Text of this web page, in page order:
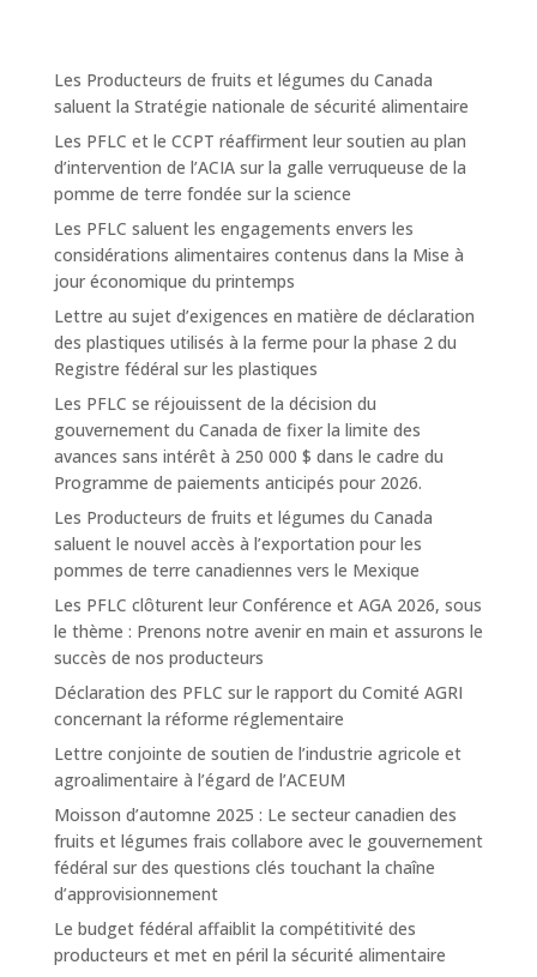
Les Producteurs de fruits et légumes du Canada
saluent la Stratégie nationale de sécurité alimentaire
Les PFLC et le CCPT réaffirment leur soutien au plan
d’intervention de l’ACIA sur la galle verruqueuse de la
pomme de terre fondée sur la science
Les PFLC saluent les engagements envers les
considérations alimentaires contenus dans la Mise à
jour économique du printemps
Lettre au sujet d’exigences en matière de déclaration
des plastiques utilisés à la ferme pour la phase 2 du
Registre fédéral sur les plastiques
Les PFLC se réjouissent de la décision du
gouvernement du Canada de fixer la limite des
avances sans intérêt à 250 000 $ dans le cadre du
Programme de paiements anticipés pour 2026.
Les Producteurs de fruits et légumes du Canada
saluent le nouvel accès à l’exportation pour les
pommes de terre canadiennes vers le Mexique
Les PFLC clôturent leur Conférence et AGA 2026, sous
le thème : Prenons notre avenir en main et assurons le
succès de nos producteurs
Déclaration des PFLC sur le rapport du Comité AGRI
concernant la réforme réglementaire
Lettre conjointe de soutien de l’industrie agricole et
agroalimentaire à l’égard de l’ACEUM
Moisson d’automne 2025 : Le secteur canadien des
fruits et légumes frais collabore avec le gouvernement
fédéral sur des questions clés touchant la chaîne
d’approvisionnement
Le budget fédéral affaiblit la compétitivité des
producteurs et met en péril la sécurité alimentaire